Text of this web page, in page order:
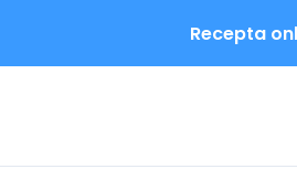
Recepta